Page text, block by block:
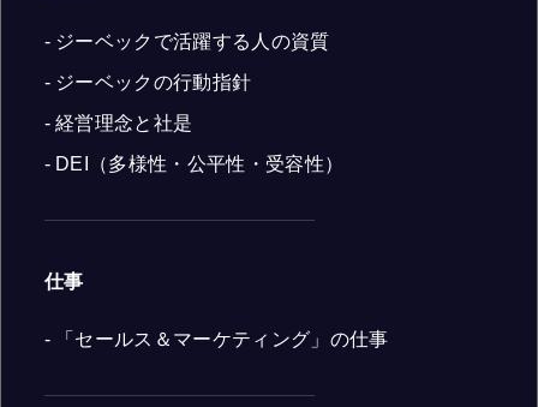
- ジーベックで活躍する人の資質
- ジーベックの行動指針
- 経営理念と社是
- DEI（多様性・公平性・受容性）
仕事
- 「セールス＆マーケティング」の仕事